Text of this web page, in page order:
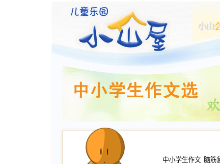
中小学生作文 脑筋